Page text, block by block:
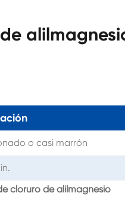
o casi marrón
cloruro de alilmagnesio